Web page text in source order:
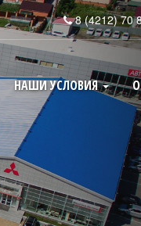
8 (4212) 70
НАШИ УСЛОВИЯ